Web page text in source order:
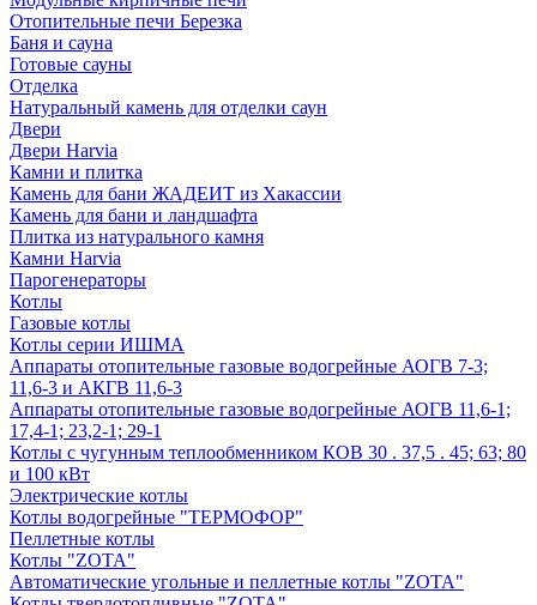
Отопительные печи Березка
Баня и сауна
Готовые сауны
Отделка
Натуральный камень для отделки саун
Двери
Двери Harvia
Камни и плитка
Камень для бани ЖАДЕИТ из Хакассии
Камень для бани и ландшафта
Плитка из натурального камня
Камни Harvia
Парогенераторы
Котлы
Газовые котлы
Котлы серии ИШМА
Аппараты отопительные газовые водогрейные АОГВ 7-3;
11,6-3 и АКГВ 11,6-3
Аппараты отопительные газовые водогрейные АОГВ 11,6-1;
17,4-1; 23,2-1; 29-1
Котлы с чугунным теплообменником КОВ 30 . 37,5 . 45; 63; 80
и 100 кВт
Электрические котлы
Котлы водогрейные "ТЕРМОФОР"
Пеллетные котлы
Котлы "ZOTA"
Автоматические угольные и пеллетные котлы "ZOTA"